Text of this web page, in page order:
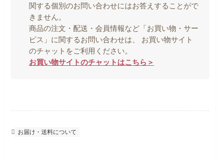
関する個別のお問い合わせにはお答えすることがで
きません。
商品の注文・配送・会員情報など「お買い物・サー
ビス」に関するお問い合わせは、 お買い物サイト
のチャットをご利用ください。
お買い物サイトのチャットはこちら＞
お届け・送料について